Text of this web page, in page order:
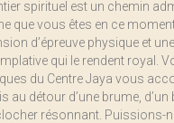
spirituel est un chemin
que vous êtes en ce
d’épreuve physique et
qui le rendent royal.
du Centre Jaya vous
au détour d’une brume,
résonnant. Puissions-